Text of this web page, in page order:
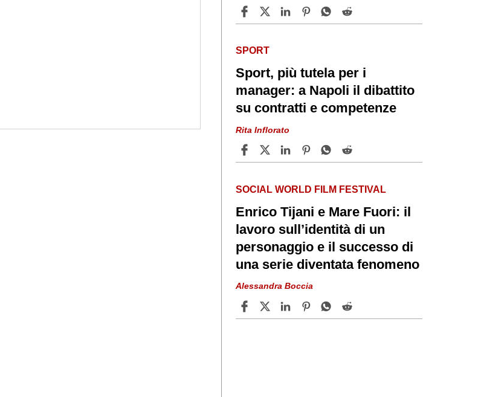
SPORT
Sport, più tutela per i
manager: a Napoli il dibattito
su contratti e competenze
Rita Inflorato
SOCIAL WORLD FILM FESTIVAL
Enrico Tijani e Mare Fuori: il
lavoro sull’identità di un
personaggio e il successo di
una serie diventata fenomeno
Alessandra Boccia